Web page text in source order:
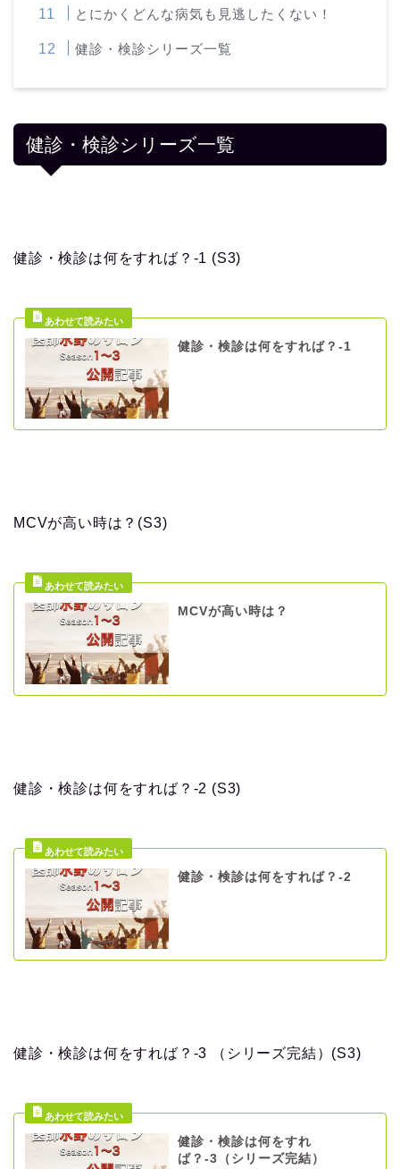
とにかくどんな病気も見逃したくない！
健診・検診シリーズ一覧
健診・検診シリーズ一覧
健診・検診は何をすれば？-1 (S3)
健診・検診は何をすれば？-1
MCVが高い時は？(S3)
MCVが高い時は？
健診・検診は何をすれば？-2 (S3)
健診・検診は何をすれば？-2
健診・検診は何をすれば？-3 （シリーズ完結）(S3)
健診・検診は何をすれ
ば？-3（シリーズ完結）